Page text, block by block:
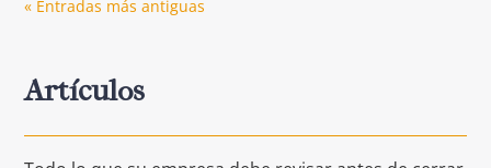
« Entradas más antiguas
Artículos